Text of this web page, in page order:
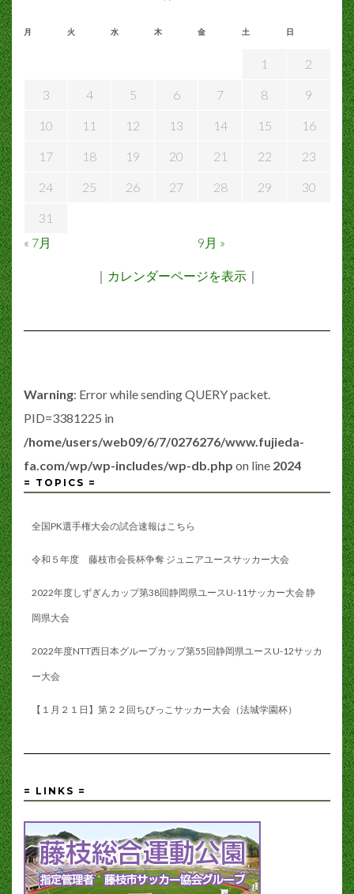
月 火 水 木 金 土 日
1 2
3 4 5 6 7 8 9
10 11 12 13 14 15 16
17 18 19 20 21 22 23
24 25 26 27 28 29 30
31
« 7月
9月 »
｜ カレンダーページを表示 ｜
Warning: Error while sending QUERY packet.
PID=3381225 in
/home/users/web09/6/7/0276276/www.fujieda-
fa.com/wp/wp-includes/wp-db.php on line 2024
= TOPICS =
全国PK選手権大会の試合速報はこちら
令和５年度 藤枝市会長杯争奪 ジュニアユースサッカー大会
2022年度しずぎんカップ第38回静岡県ユースU-11サッカー大会 静
岡県大会
2022年度NTT西日本グループカップ第55回静岡県ユースU-12サッカ
ー大会
【１月２１日】第２２回ちびっこサッカー大会（法城学園杯）
= LINKS =